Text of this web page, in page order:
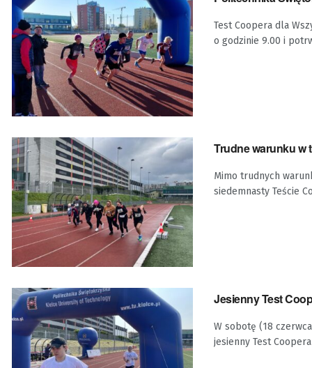
Test Coopera dla
o godzinie 9.00 i
Trudne warunku w
Mimo trudnych
siedemnasty Teście
Jesienny Test
W sobotę (18
jesienny Test